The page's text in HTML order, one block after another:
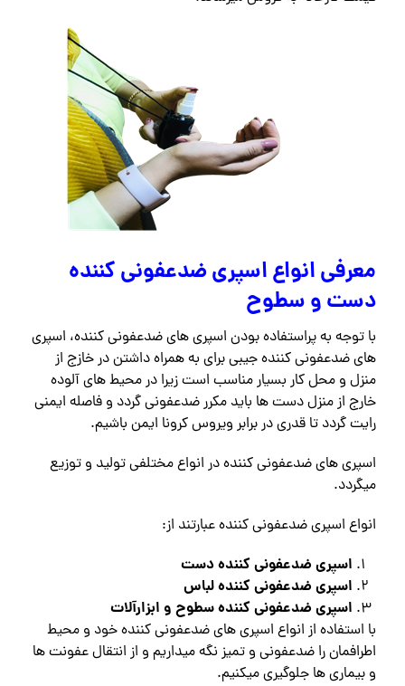
معرفی انواع اسپری ضدعفونی کننده
دست و سطوح
با توجه به پراستفاده بودن اسپری های ضدعفونی کننده، اسپری
های ضدعفونی کننده جیبی برای به همراه داشتن در خازج از
منزل و محل کار بسیار مناسب است زیرا در محیط های آلوده
خارج از منزل دست ها باید مکرر ضدعفونی گردد و فاصله ایمنی
رایت گردد تا قدری در برابر ویروس کرونا ایمن باشیم.
اسپری های ضدعفونی کننده در انواع مختلفی تولید و توزیع
میگردد.
انواع اسپری ضدعفونی کننده عبارتند از:
اسپری ضدعفونی کننده دست
اسپری ضدعفونی کننده لباس
اسپری ضدعفونی کننده سطوح و ابزارآلات
با استفاده از انواع اسپری های ضدعفونی کننده خود و محیط
اطرافمان را ضدعفونی و تمیز نگه میداریم و از انتقال عفونت ها
و بیماری ها جلوگیری میکنیم.